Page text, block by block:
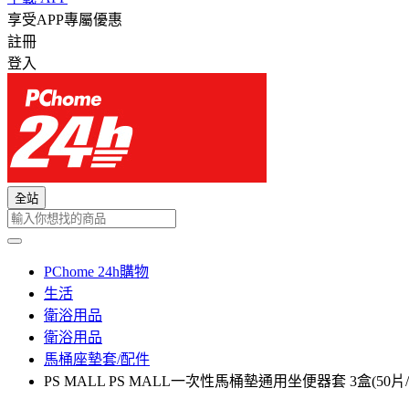
享受APP專屬優惠
註冊
登入
全站
PChome 24h購物
生活
衛浴用品
衛浴用品
馬桶座墊套/配件
PS MALL PS MALL一次性馬桶墊通用坐便器套 3盒(50片